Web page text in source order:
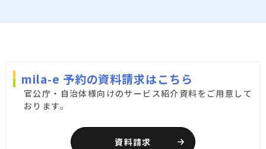
mila-e 予約の資料請求はこちら
官公庁・自治体様向けのサービス紹介資料をご用意して
おります。
資料請求